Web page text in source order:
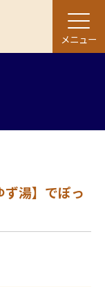
メニュー
湯】でぽっ